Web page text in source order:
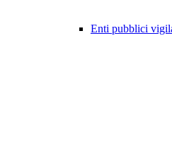
Enti pubblici